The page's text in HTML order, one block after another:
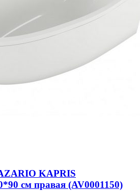
KAPRIS
см правая (AV0001150)